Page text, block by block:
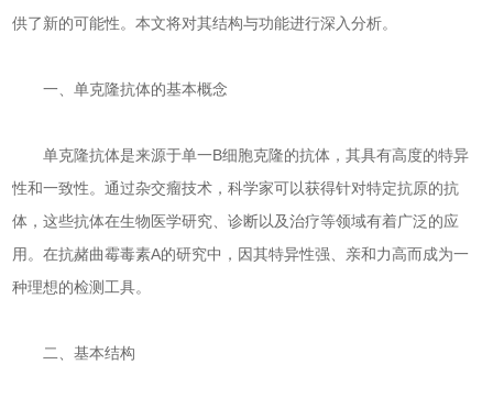
供了新的可能性。本文将对其结构与功能进行深入分析。
一、单克隆抗体的基本概念
单克隆抗体是来源于单一B细胞克隆的抗体，其具有高度的特异
性和一致性。通过杂交瘤技术，科学家可以获得针对特定抗原的抗
体，这些抗体在生物医学研究、诊断以及治疗等领域有着广泛的应
用。在抗赭曲霉毒素A的研究中，因其特异性强、亲和力高而成为一
种理想的检测工具。
二、基本结构